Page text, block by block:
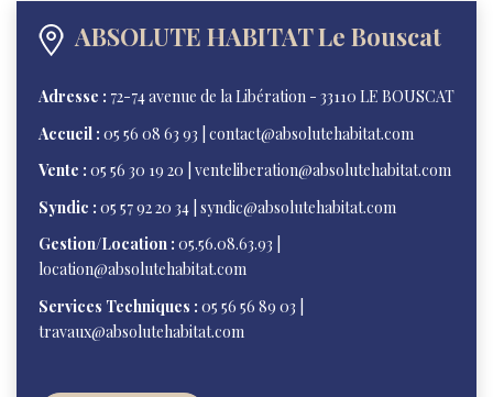
ABSOLUTE HABITAT Le Bouscat
Adresse : 72-74 avenue de la Libération - 33110 LE BOUSCAT
Accueil : 05 56 08 63 93 | contact@absolutehabitat.com
Vente : 05 56 30 19 20 | venteliberation@absolutehabitat.com
Syndic : 05 57 92 20 34 | syndic@absolutehabitat.com
Gestion/Location : 05.56.08.63.93 |
location@absolutehabitat.com
Services Techniques : 05 56 56 89 03 |
travaux@absolutehabitat.com